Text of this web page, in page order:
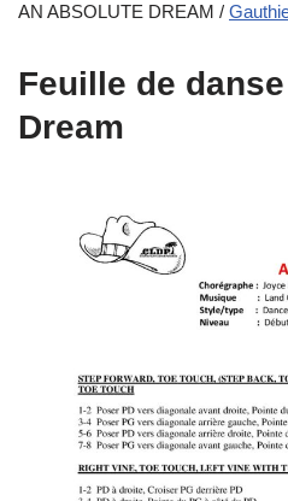
AN ABSOLUTE DREAM /
Feuille de
Dream